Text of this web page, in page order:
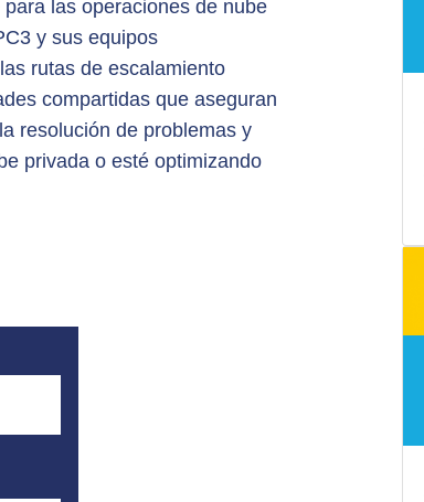
las operaciones de nube
y sus equipos
rutas de escalamiento
compartidas que aseguran
resolución de problemas y
privada o esté optimizando